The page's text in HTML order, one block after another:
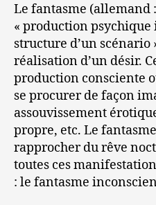
Le fantasme (allemand
« production
structure d’un scénario
réalisation d’un désir.
production consciente
se procurer de façon
assouvissement
propre, etc. Le
rapprocher du rêve
toutes ces
: le fantasme